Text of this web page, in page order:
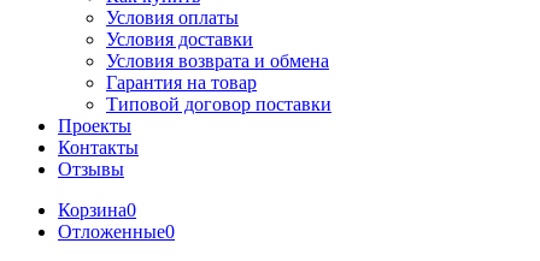
Условия оплаты
Условия доставки
Условия возврата и обмена
Гарантия на товар
Типовой договор поставки
Проекты
Контакты
Отзывы
Корзина0
Отложенные0